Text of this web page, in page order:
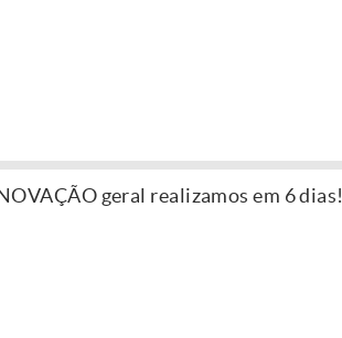
geral realizamos em 6 dias!